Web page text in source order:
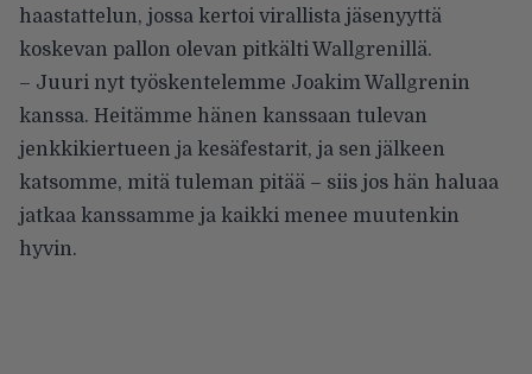
haastattelun, jossa kertoi virallista jäsenyyttä
koskevan pallon olevan pitkälti Wallgrenillä.
– Juuri nyt työskentelemme Joakim Wallgrenin
kanssa. Heitämme hänen kanssaan tulevan
jenkkikiertueen ja kesäfestarit, ja sen jälkeen
katsomme, mitä tuleman pitää – siis jos hän haluaa
jatkaa kanssamme ja kaikki menee muutenkin
hyvin.